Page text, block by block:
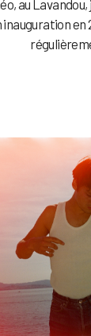
au
inauguration en